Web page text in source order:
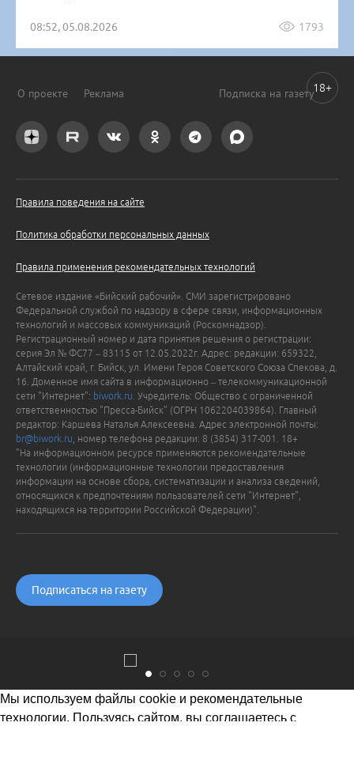
08:52, 05.08.2026 1793
О проекте Реклама Подписка на газету
Правила поведения на сайте
Политика обработки персональных данных
Правила применения рекомендательных технологий
Сетевое издание «Бийский рабочий». СМИ зарегистрировано
Федеральной службой по надзору в сфере связи, информационных
технологий и массовых коммуникаций (Роскомнадзор).
Регистрационный номер и дата принятия решения о регистрации:
серия Эл № ФС77 – 83115 от 12.05.2022г. Адрес: редакции: 659322,
Алтайский край, г. Бийск, ул. Имени Героя Советского Союза Спекова, д.
16. Доменное имя сайта в информационно – телекоммуникационной
сети "Интернет": biwork.ru . Учредитель: Общество с ограниченной
ответственностью "Пресса-Бийск" (ОГРН 1062204039864). Главный
редактор: Каршева Наталья Алексеевна. Адрес электронной почты:
br@biwork.ru , номер телефона редакции: 8 (3854) 317-001. 18+
"На информационном ресурсе применяются рекомендательные
технологии (информационные технологии предоставления
информации на основе сбора, систематизации и анализа сведений,
относящихся к предпочтениям пользователей сети "Интернет",
находящихся на территории Российской Федерации)".
Подписаться на газету
18+
Мы используем файлы cookie и рекомендательные
технологии. Пользуясь сайтом, вы соглашаетесь с